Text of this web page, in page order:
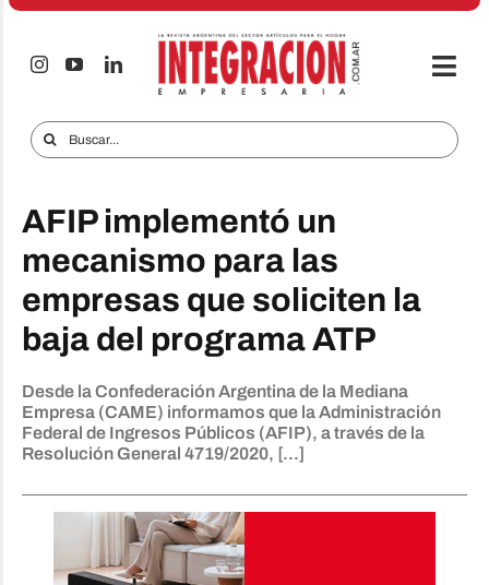
Saltar
Audio & TV
iTECNO
Celulares
Informes Especiales
Anuncie
Contacto
Buscar:
AFIP implementó un
mecanismo para las
empresas que soliciten la
baja del programa ATP
Desde la Confederación Argentina de la Mediana
Empresa (CAME) informamos que la Administración
Federal de Ingresos Públicos (AFIP), a través de la
Resolución General 4719/2020, [...]